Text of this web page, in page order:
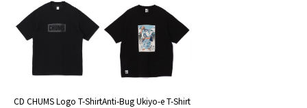
CD CHUMS Logo T-ShirtAnti-Bug Ukiyo-e T-Shirt